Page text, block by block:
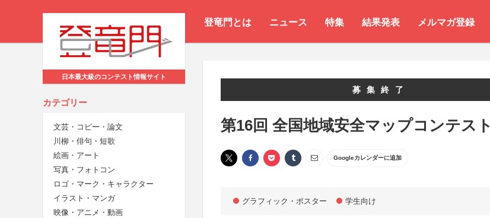
登竜門とは ニュース 特集 結果発表 メルマガ登録
日本最大級のコンテスト情報サイト
カテゴリー
文芸・コピー・論文
川柳・俳句・短歌
絵画・アート
写真・フォトコン
ロゴ・マーク・キャラクター
イラスト・マンガ
映像・アニメ・動画
募集終了
第16回 全国地域安全マップコンテスト
Googleカレンダーに追加
グラフィック・ポスター 学生向け